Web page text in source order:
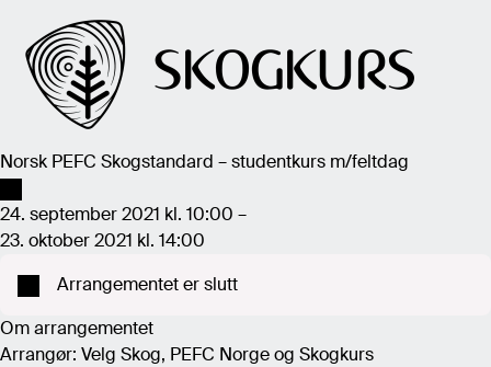
Norsk PEFC Skogstandard – studentkurs m/feltdag
24. september 2021 kl. 10:00 –
23. oktober 2021 kl. 14:00
Arrangementet er slutt
Om arrangementet
Arrangør: Velg Skog, PEFC Norge og Skogkurs